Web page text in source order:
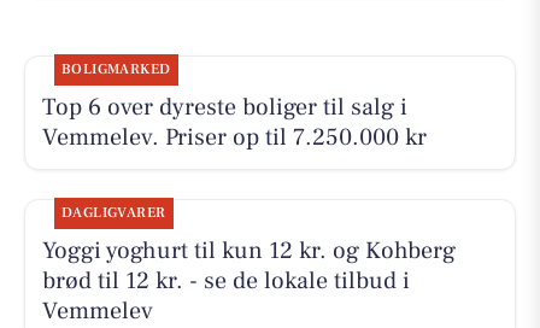
BOLIGMARKED
Top 6 over dyreste boliger til salg i
Vemmelev. Priser op til 7.250.000 kr
DAGLIGVARER
Yoggi yoghurt til kun 12 kr. og Kohberg
brød til 12 kr. - se de lokale tilbud i
Vemmelev